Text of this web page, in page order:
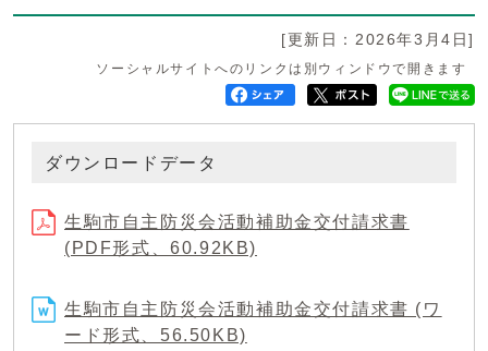
[更新日：2026年3月4日]
ソーシャルサイトへのリンクは別ウィンドウで開きます
ダウンロードデータ
生駒市自主防災会活動補助金交付請求書
(PDF形式、60.92KB)
生駒市自主防災会活動補助金交付請求書 (ワ
ード形式、56.50KB)